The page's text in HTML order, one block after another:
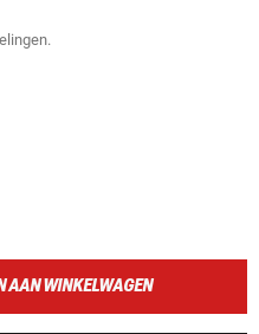
AAN WINKELWAGEN